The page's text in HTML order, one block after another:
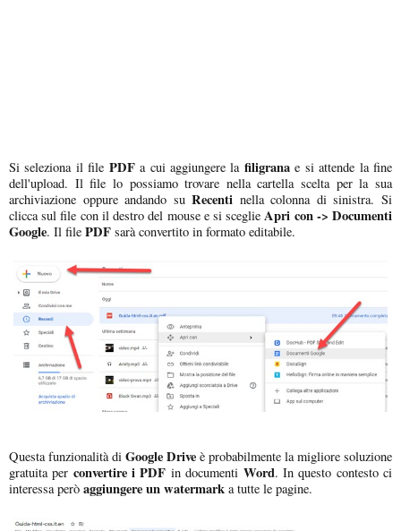
Si seleziona il file PDFa cui aggiungere lafiligranae si attende la fine
dell'upload. Il file lo possiamo trovare nella cartella scelta per la sua
archiviazione oppure andando suRecenti nella colonna di sinistra. Si
clicca sul file con il destro del mouse e si sceglie Apri con -> Documenti
Google. Il file PDF sarà convertito in formato editabile.
Questa funzionalità di Google Drive è probabilmente la migliore soluzione
gratuita per convertire i PDF in documenti Word. In questo contesto ci
interessa però aggiungere un watermark a tutte le pagine.